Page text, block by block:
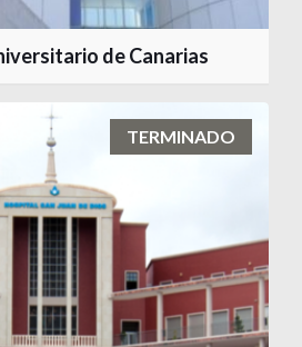
de Canarias
TERMINADO